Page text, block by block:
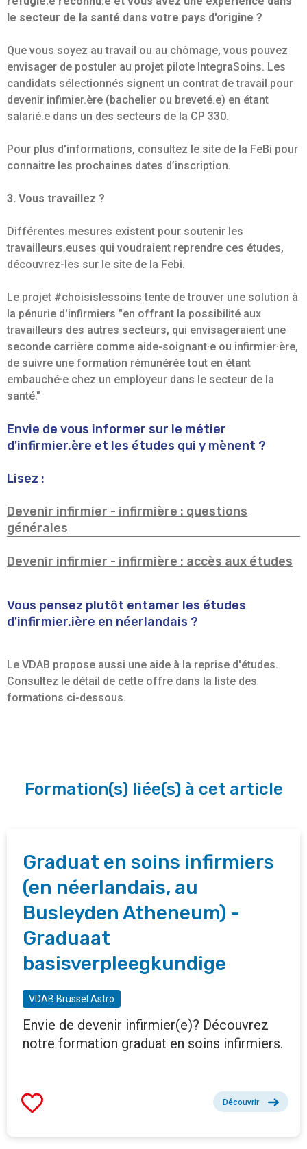
le secteur de la santé dans votre pays d'origine ?
Que vous soyez au travail ou au chômage, vous pouvez
envisager de postuler au projet pilote IntegraSoins. Les
candidats sélectionnés signent un contrat de travail pour
devenir infimier.ère (bachelier ou breveté.e) en étant
salarié.e dans un des secteurs de la CP 330.
Pour plus d'informations, consultez le site de la FeBi pour
connaitre les prochaines dates d’inscription.
3. Vous travaillez ?
Différentes mesures existent pour soutenir les
travailleurs.euses qui voudraient reprendre ces études,
découvrez-les sur le site de la Febi.
Le projet #choisislessoins tente de trouver une solution à
la pénurie d'infirmiers "en offrant la possibilité aux
travailleurs des autres secteurs, qui envisageraient une
seconde carrière comme aide-soignant·e ou infirmier·ère,
de suivre une formation rémunérée tout en étant
embauché·e chez un employeur dans le secteur de la
santé."
Envie de vous informer sur le métier
d'infirmier.ère et les études qui y mènent ?
Lisez :
Devenir infirmier - infirmière : questions
générales
Devenir infirmier - infirmière : accès aux études
Vous pensez plutôt entamer les études
d'infirmier.ière en néerlandais ?
Le VDAB propose aussi une aide à la reprise d'études.
Consultez le détail de cette offre dans la liste des
formations ci-dessous.
Formation(s) liée(s) à cet article
Graduat en soins infirmiers
(en néerlandais, au
Busleyden Atheneum) -
Graduaat
basisverpleegkundige
VDAB Brussel Astro
Envie de devenir infirmier(e)? Découvrez
notre formation graduat en soins infirmiers.
Découvrir